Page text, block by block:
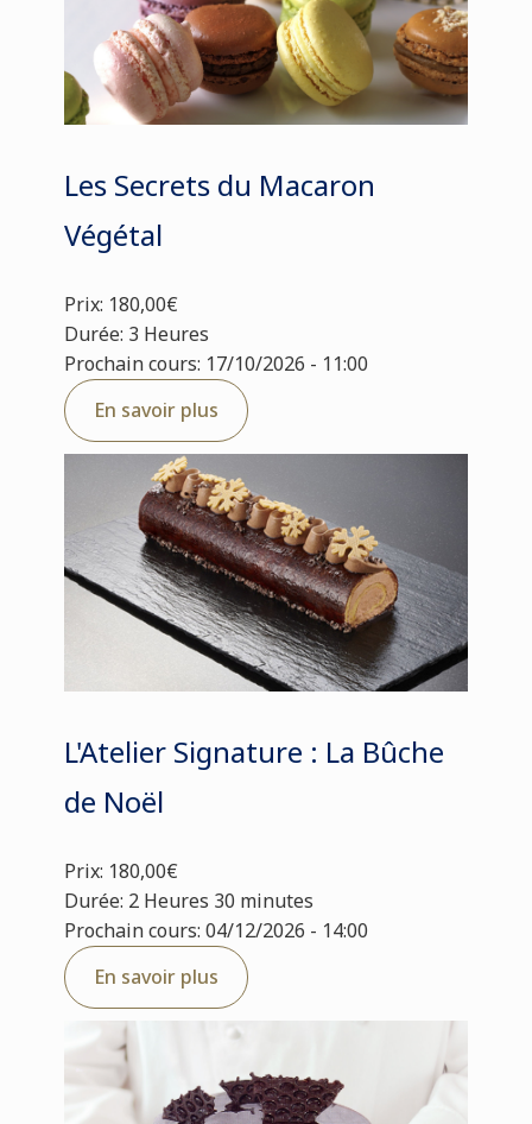
Les Secrets du Macaron
Végétal
Prix: 180,00€
Durée: 3 Heures
Prochain cours: 17/10/2026 - 11:00
En savoir plus
L'Atelier Signature : La Bûche
de Noël
Prix: 180,00€
Durée: 2 Heures 30 minutes
Prochain cours: 04/12/2026 - 14:00
En savoir plus